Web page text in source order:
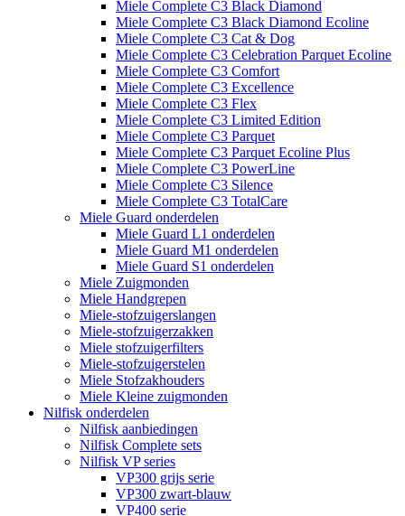
Miele Complete C3 Black Diamond
Miele Complete C3 Black Diamond Ecoline
Miele Complete C3 Cat & Dog
Miele Complete C3 Celebration Parquet Ecoline​
Miele Complete C3 Comfort
Miele Complete C3 Excellence
Miele Complete C3 Flex
Miele Complete C3 Limited Edition
Miele Complete C3 Parquet
Miele Complete C3 Parquet Ecoline Plus
Miele Complete C3 PowerLine
Miele Complete C3 Silence
Miele Complete C3 TotalCare
Miele Guard onderdelen
Miele Guard L1 onderdelen
Miele Guard M1 onderdelen
Miele Guard S1 onderdelen
Miele Zuigmonden
Miele Handgrepen
Miele-stofzuigerslangen
Miele-stofzuigerzakken
Miele stofzuigerfilters
Miele-stofzuigerstelen
Miele Stofzakhouders
Miele Kleine zuigmonden
Nilfisk onderdelen
Nilfisk aanbiedingen
Nilfisk Complete sets
Nilfisk VP series
VP300 grijs serie
VP300 zwart-blauw
VP400 serie